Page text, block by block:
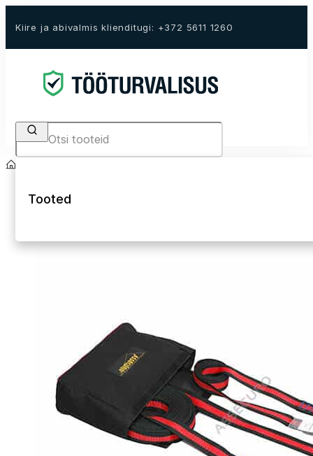
Kiire ja abivalmis klienditugi: +372 5611 1260
Search
Tooted
Avaleht